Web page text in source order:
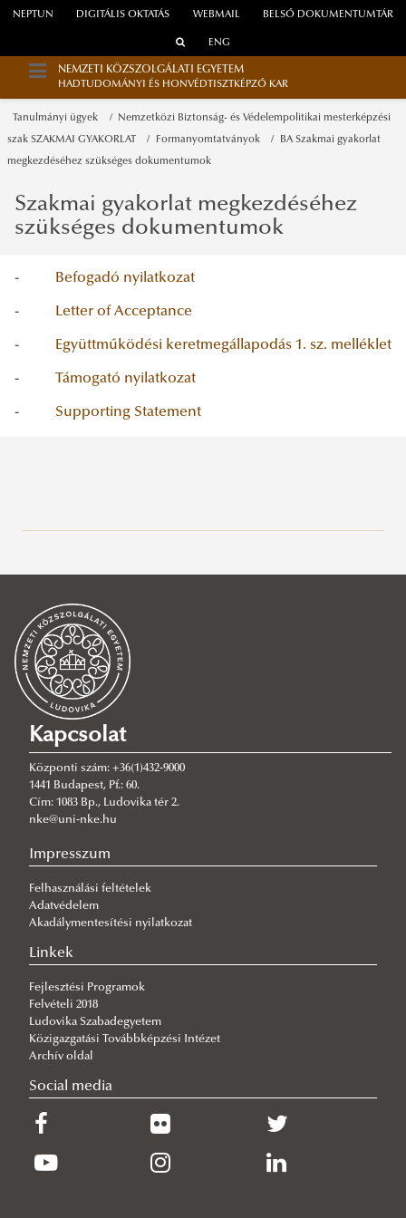
WEBMAIL
NEPTUN DIGITÁLIS OKTATÁS BELSŐ DOKUMENTUMTÁR
ENG
NEMZETI KÖZSZOLGÁLATI EGYETEM
HADTUDOMÁNYI ÉS HONVÉDTISZTKÉPZŐ KAR
Tanulmányi ügyek Nemzetközi Biztonság- és Védelempolitikai mesterképzési
szak SZAKMAI GYAKORLAT Formanyomtatványok BA Szakmai gyakorlat
megkezdéséhez szükséges dokumentumok
Tanulmányi Osztály
Általános információk
Munkatársak
Munkarend
Nemzetközi Biztonság- és Védelempolitikai Szak
Munkarend
Szakdolgozat/Diplomamunka
Nyelvi validáció
Tájékoztatók
Neptun
A tanév beosztása
Hallgatói önkormányzatok
Tanulmányi kérelem minták
Könyvértékesítés
Tanulmányi ügyek
Nemzetközi Biztonság- és Védelempolitikai
Általános tájékoztató
Tájékoztató a Nemzetközi Biztonság- és
Védelempolitikai mesterszak kötelező szakmai
gyakorlatáról
Tájékoztató a Nemzetközi Biztonság- és
Védelempolitikai alapszak kötelező szakmai
gyakorlatáról
BA Szakmai gyakorlat megkezdéséhez szükséges
dokumentumok
MA Szakmai gyakorlat megkezdéséhez szükséges
Szakmai gyakorlat megkezdéséhez
szükséges dokumentumok
- Befogadó nyilatkozat
- Letter of Acceptance
- Együttműködési keretmegállapodás 1. sz. melléklet
- Támogató nyilatkozat
- Supporting Statement
Kapcsolat
Központi szám: +36(1)432-9000
1441 Budapest, Pf.: 60.
Cím: 1083 Bp., Ludovika tér 2.
nke@uni-nke.hu
Impresszum
Felhasználási feltételek
Adatvédelem
Akadálymentesítési nyilatkozat
Linkek
Fejlesztési Programok
Felvételi 2018
Ludovika Szabadegyetem
Közigazgatási Továbbképzési Intézet
Archív oldal
Social media